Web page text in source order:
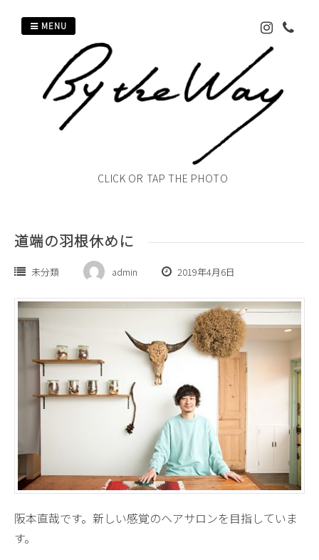
CLICK OR TAP THE PHOTO
MENU
道端の羽根休めに
未分類 admin 2019年4月6日
阪本直哉です。新しい感覚のヘアサロンを目指していま
す。